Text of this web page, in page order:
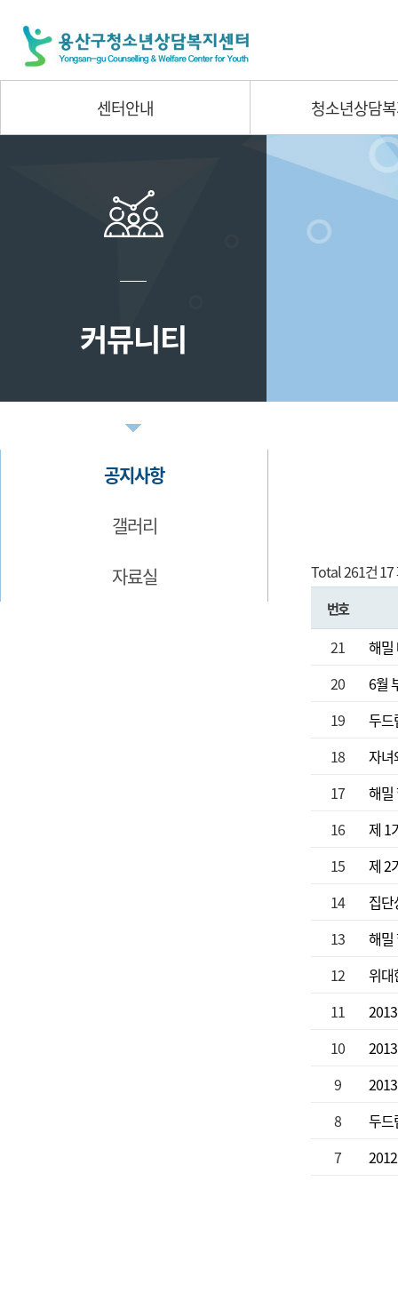
센터안내 청소년상담
커뮤니티
공지사항
갤러리
자료실
Total 261건17
번호
21
해밀
20
6월
19
두드
18
자녀
17
해밀
16
제 1
15
제 2
14
집단
13
해밀
12
위대
11
10
9
8
두드
7